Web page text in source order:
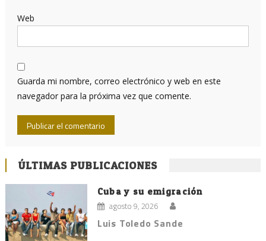
Web
Guarda mi nombre, correo electrónico y web en este
navegador para la próxima vez que comente.
ÚLTIMAS PUBLICACIONES
Cuba y su emigración
agosto 9, 2026
Luis Toledo Sande